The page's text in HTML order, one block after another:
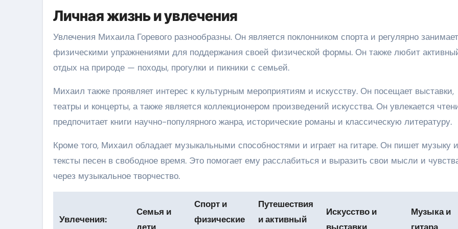
Личная жизнь и увлечения
Увлечения Михаила Горевого разнообразны. Он является поклонником спорта и регулярно
физическими упражнениями для поддержания своей физической формы. Он также любит
отдых на природе — походы, прогулки и пикники с семьей.
Михаил также проявляет интерес к культурным мероприятиям и искусству. Он посещает выставки,
театры и концерты, а также является коллекционером произведений искусства. Он увлекается
предпочитает книги научно-популярного жанра, исторические романы и классическую литературу.
Кроме того, Михаил обладает музыкальными способностями и играет на гитаре. Он пишет музыку и
тексты песен в свободное время. Это помогает ему расслабиться и выразить свои мысли и
через музыкальное творчество.
Увлечения:
Семья и
дети
Спорт и
физические
Путешествия
и активный
Искусство и
выставки
Музыка и
гитара